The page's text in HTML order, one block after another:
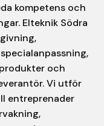
kompetens och
Elteknik Södra
och
Vi utför
entreprenader